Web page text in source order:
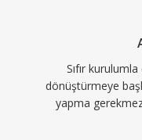
Sıfır
dönüştürmeye
yapma